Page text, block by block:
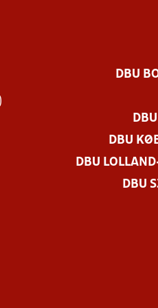
DBU
DBU
DBU
DBU